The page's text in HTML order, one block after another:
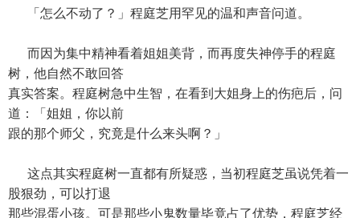
「怎么不动了？」程庭芝用罕见的温和声音问道。
而因为集中精神看着姐姐美背，而再度失神停手的程庭
树，他自然不敢回答
真实答案。程庭树急中生智，在看到大姐身上的伤疤后，问
道：「姐姐，你以前
跟的那个师父，究竟是什么来头啊？」
这点其实程庭树一直都有所疑惑，当初程庭芝虽说凭着一
股狠劲，可以打退
那些混蛋小孩。可是那些小鬼数量毕竟占了优势，程庭芝经